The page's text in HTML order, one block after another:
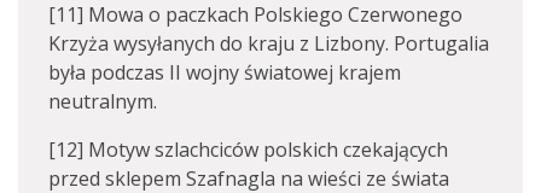
[11] Mowa o paczkach Polskiego Czerwonego
Krzyża wysyłanych do kraju z Lizbony. Portugalia
była podczas II wojny światowej krajem
neutralnym.
[12] Motyw szlachciców polskich czekających
przed sklepem Szafnagla na wieści ze świata